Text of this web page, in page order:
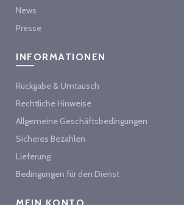
News
Presse
INFORMATIONEN
Rückgabe & Umtausch
Rechtliche Hinweise
Allgemeine Geschäftsbedingungen
Sicheres Bezahlen
Lieferung
Bedingungen für den Dienst